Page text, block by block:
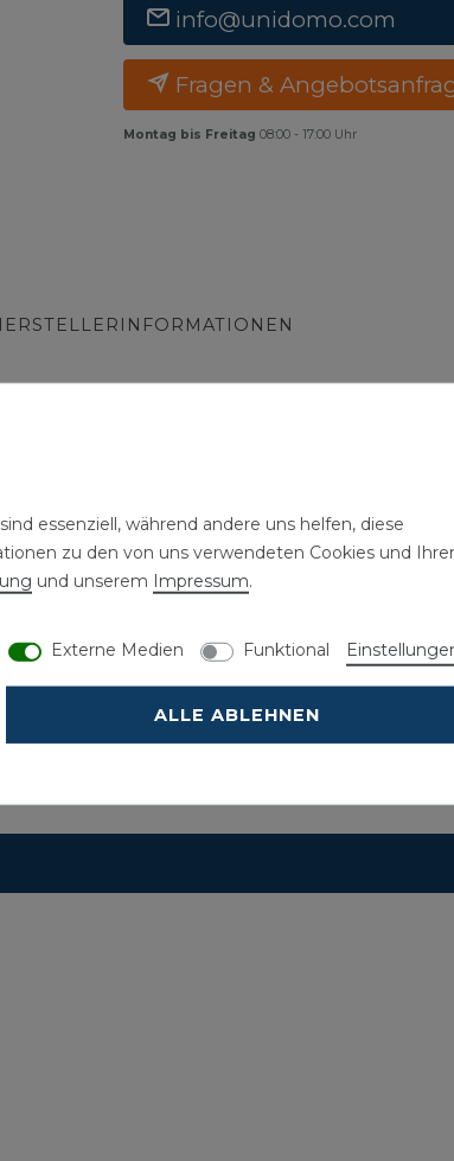
info@unidomo.com
Fragen &
Montag bis Freitag 08:00 - 17:00 Uhr
essenziell, während andere uns helfen, diese
zu den von uns verwendeten Cookies und
und unserem Impressum.
Externe Medien Funktional
ALLE ABLEHNEN